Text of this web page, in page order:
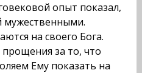
опыт показал,
мужес­твенными.
на своего Бога.
за то, что
Ему показать на